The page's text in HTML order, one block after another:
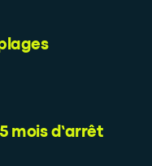
mois d’arrêt